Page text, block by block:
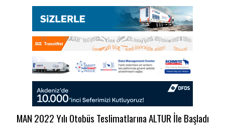
MAN 2022 Yılı Otobüs Teslimatlarına ALTUR İle Başladı